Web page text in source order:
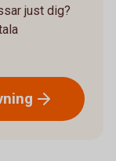
just dig?